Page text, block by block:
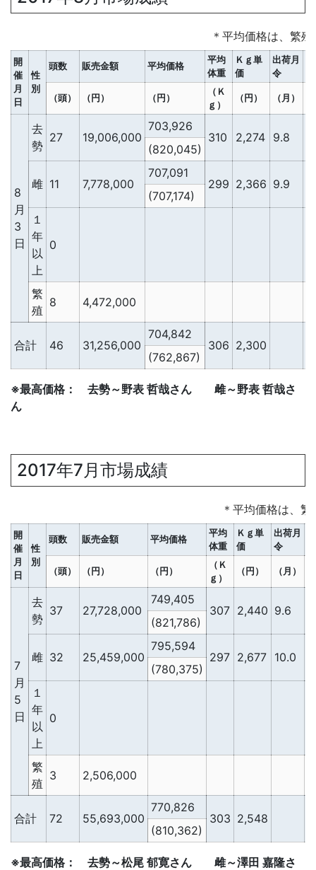
＊平均価格は、繁
開
催
月
日
性
別
頭数 販売金額 平均価格
平均
体重
Ｋｇ単
価
出荷月
令
（頭） （円） （円）
（Ｋ
ｇ）
（円） （月）
8
月
3
日
去
勢
27 19,006,000
703,926
310
2,274 9.8
(820,045)
雌 11 7,778,000
707,091
299 2,366 9.9
(707,174)
１
年
以
上
0
繁
殖
8 4,472,000
合計 46 31,256,000
704,842
306 2,300
(762,867)
※最高価格： 去勢～野表 哲哉さん 雌～野表 哲哉さ
ん
2017年7月市場成績
＊平均価格は、
開
催
月
日
性
別
頭数 販売金額 平均価格
平均
体重
Ｋｇ単
価
出荷月
令
（頭） （円） （円）
（Ｋ
ｇ）
（円） （月）
7
月
5
日
去
勢
37 27,728,000
749,405
307 2,440 9.6
(821,786)
雌 32 25,459,000
795,594
297 2,677 10.0
(780,375)
１
年
以
上
0
繁
殖
3 2,506,000
合計 72 55,693,000
770,826
303 2,548
(810,362)
※最高価格： 去勢～松尾 郁寛さん 雌～澤田 嘉隆さ